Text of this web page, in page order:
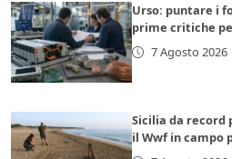
Urso: puntare i
prime critiche
7 Agosto 2026
Sicilia da
il Wwf in campo